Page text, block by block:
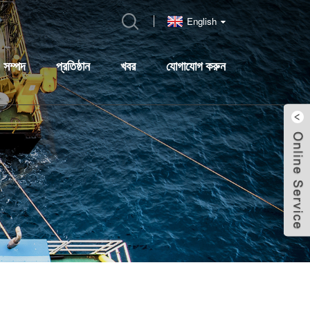
English
সম্পদ প্রতিষ্ঠান খবর যোগাযোগ করুন